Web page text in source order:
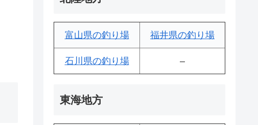
富山県の釣り場 福井県の釣り場
石川県の釣り場 –
東海地方